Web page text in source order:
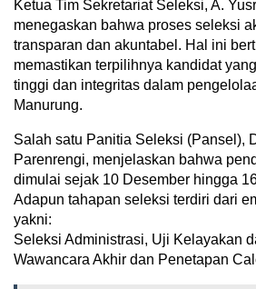
Ketua Tim Sekretariat Seleksi, A.
menegaskan bahwa proses seleksi
transparan dan akuntabel. Hal ini
memastikan terpilihnya kandidat
tinggi dan integritas dalam
Manurung.
Salah satu Panitia Seleksi (Pansel),
Parenrengi, menjelaskan bahwa
dimulai sejak 10 Desember hingga
Adapun tahapan seleksi terdiri dari
yakni:
Seleksi Administrasi, Uji Kelayakan
Wawancara Akhir dan Penetapan